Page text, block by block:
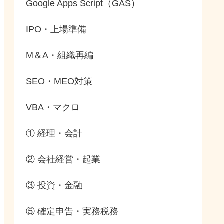
Google Apps Script（GAS）
IPO・上場準備
M＆A・組織再編
SEO・MEO対策
VBA・マクロ
① 経理・会計
② 会社経営・起業
③ 投資・金融
⑤ 確定申告・実務税務